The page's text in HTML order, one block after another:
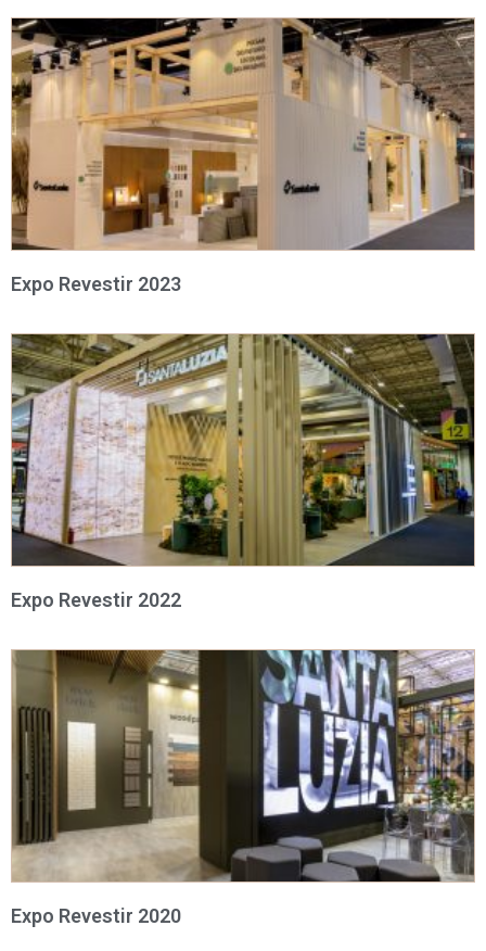
Expo Revestir 2023
Expo Revestir 2022
Expo Revestir 2020